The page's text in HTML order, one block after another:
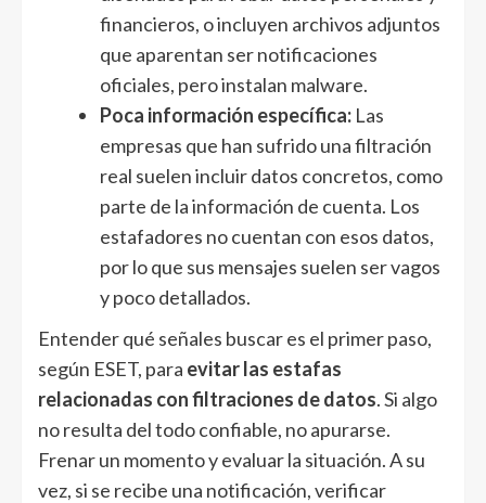
financieros, o incluyen archivos adjuntos
que aparentan ser notificaciones
oficiales, pero instalan malware.
Poca información específica: Las
empresas que han sufrido una filtración
real suelen incluir datos concretos, como
parte de la información de cuenta. Los
estafadores no cuentan con esos datos,
por lo que sus mensajes suelen ser vagos
y poco detallados.
Entender qué señales buscar es el primer paso,
según ESET, para evitar las estafas
relacionadas con filtraciones de datos. Si algo
no resulta del todo confiable, no apurarse.
Frenar un momento y evaluar la situación. A su
vez, si se recibe una notificación, verificar